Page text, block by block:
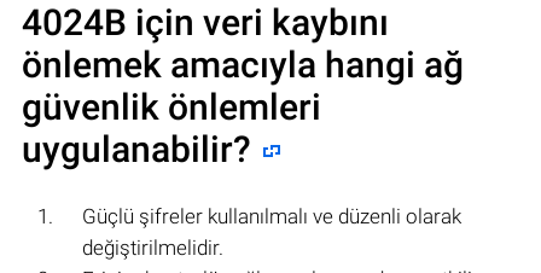
4024B için veri kaybını
önlemek amacıyla hangi ağ
güvenlik önlemleri
uygulanabilir?
Güçlü şifreler kullanılmalı ve düzenli olarak
değiştirilmelidir.